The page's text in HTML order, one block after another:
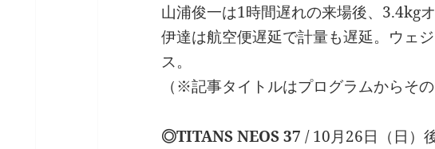
山浦俊一は1時間遅れの来場後、3.4kg
伊達は航空便遅延で計量も遅延。ウェ
ス。
（※記事タイトルはプログラムからそ
◎TITANS NEOS 37 / 10月26日（日）